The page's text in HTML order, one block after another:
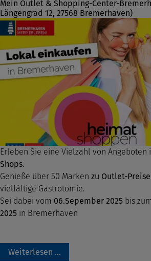
Mein Outlet & Shopping-Center-
Längengrad 12, 27568 Bremerhaven)
Erleben Sie eine Vielzahl von Angeboten
Shops.
Genieße über 50 Marken zu Outlet-
vielfältige Gastrotomie.
Sei dabei vom 06.Sepember 2025 bis zum
2025 in Bremerhaven
Weiterlesen …